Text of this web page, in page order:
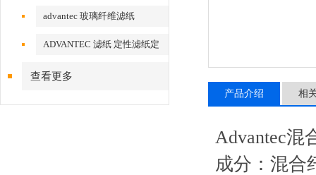
advantec 玻璃纤维滤纸
ADVANTEC 滤纸 定性滤纸定
查看更多
产品介绍 相
Advantec混
成分：混合